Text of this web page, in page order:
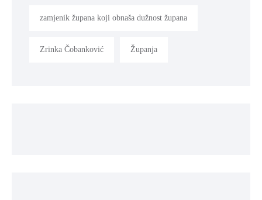
zamjenik župana koji obnaša dužnost župana
Zrinka Čobanković Županja